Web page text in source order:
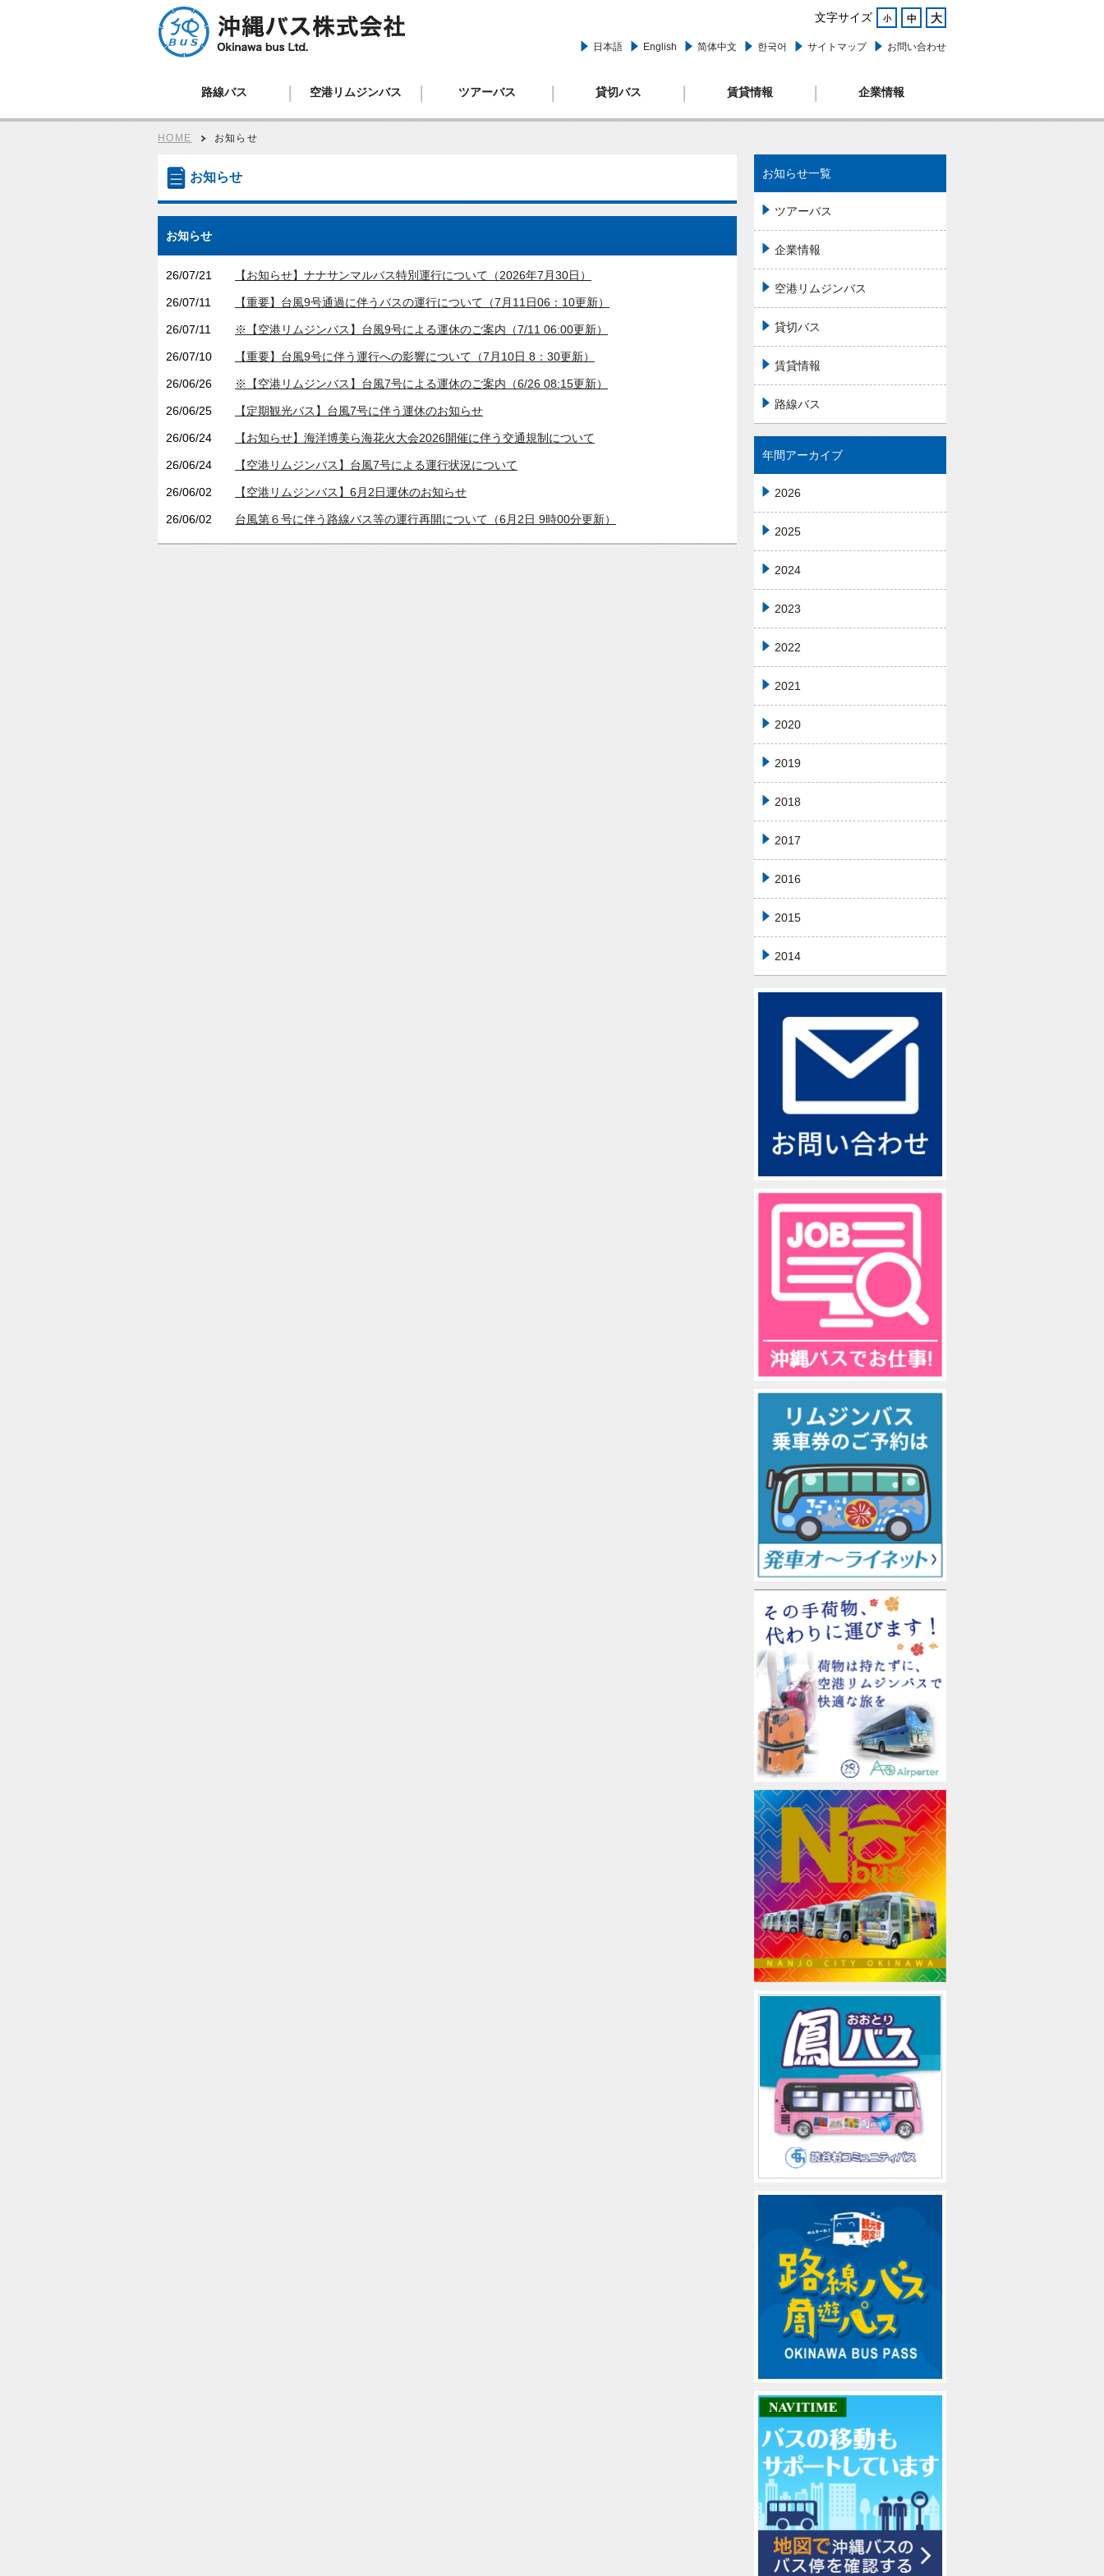
ン、貸切バスは沖縄バスへ
文字サイズ 小 中 大
日本語 English 简体中文 한국어 サイトマップ お問い合わせ
路線バス 空港リムジンバス ツアーバス 貸切バス 賃貸情報 企業情報
HOME お知らせ
お知らせ
お知らせ
26/07/21 【お知らせ】ナナサンマルバス特別運行について（2026年7月30日）
26/07/11 【重要】台風9号通過に伴うバスの運行について（7月11日06：10更新）
26/07/11 ※【空港リムジンバス】台風9号による運休のご案内（7/11 06:00更新）
26/07/10 【重要】台風9号に伴う運行への影響について（7月10日 8：30更新）
26/06/26 ※【空港リムジンバス】台風7号による運休のご案内（6/26 08:15更新）
26/06/25 【定期観光バス】台風7号に伴う運休のお知らせ
26/06/24 【お知らせ】海洋博美ら海花火大会2026開催に伴う交通規制について
26/06/24 【空港リムジンバス】台風7号による運行状況について
26/06/02 【空港リムジンバス】6月2日運休のお知らせ
26/06/02 台風第６号に伴う路線バス等の運行再開について（6月2日 9時00分更新）
お知らせ一覧
ツアーバス
企業情報
空港リムジンバス
貸切バス
賃貸情報
路線バス
年間アーカイブ
2026
2025
2024
2023
2022
2021
2020
2019
2018
2017
2016
2015
2014